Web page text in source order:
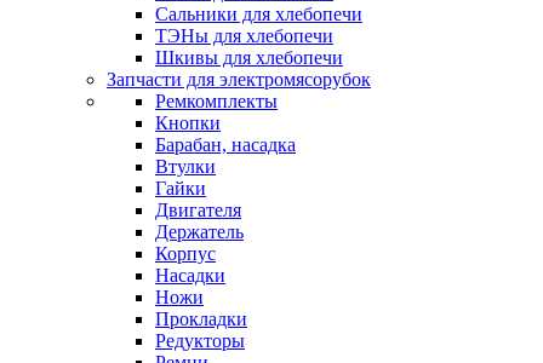
Сальники для хлебопечи
ТЭНы для хлебопечи
Шкивы для хлебопечи
Запчасти для электромясорубок
Ремкомплекты
Кнопки
Барабан, насадка
Втулки
Гайки
Двигателя
Держатель
Корпус
Насадки
Ножи
Прокладки
Редукторы